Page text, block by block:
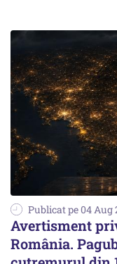
Publicat pe 04 Aug
Avertisment
România.